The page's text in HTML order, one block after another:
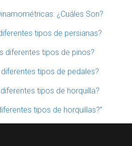
¿Cuáles Son?
tipos de persianas?
diferentes tipos de pinos?
tipos de pedales?
tipos de horquilla?
tipos de horquillas?”